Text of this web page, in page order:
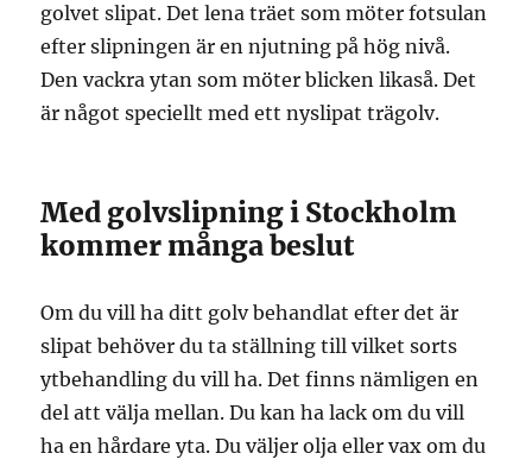
golvet slipat. Det lena träet som möter fotsulan
efter slipningen är en njutning på hög nivå.
Den vackra ytan som möter blicken likaså. Det
är något speciellt med ett nyslipat trägolv.
Med golvslipning i Stockholm
kommer många beslut
Om du vill ha ditt golv behandlat efter det är
slipat behöver du ta ställning till vilket sorts
ytbehandling du vill ha. Det finns nämligen en
del att välja mellan. Du kan ha lack om du vill
ha en hårdare yta. Du väljer olja eller vax om du